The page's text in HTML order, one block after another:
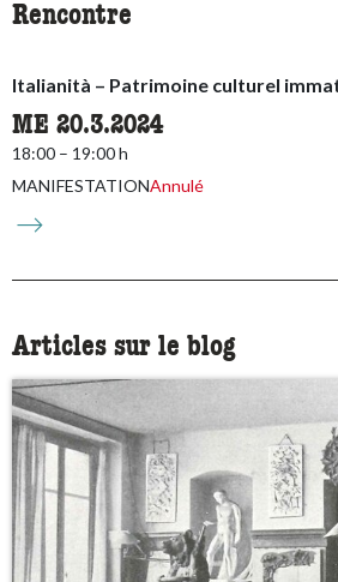
Rencontre
Italianità – Patrimoine culturel
ME 20.3.2024
18:00 – 19:00 h
MANIFESTATIONAnnulé
Articles sur le blog